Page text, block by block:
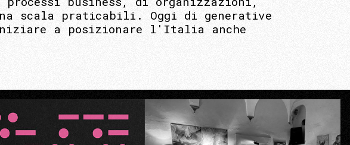
scala praticabili. Oggi di generative
a posizionare l'Italia anche